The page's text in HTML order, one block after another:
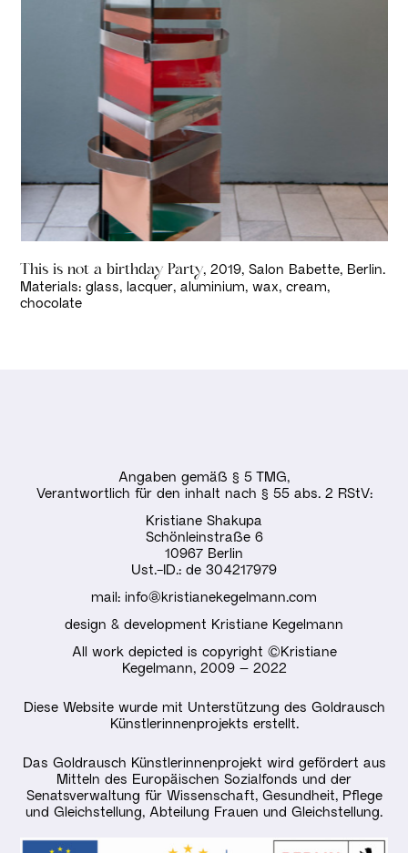
This is not a birthday Party , 2019, Salon Babette, Berlin.
Materials: glass, lacquer, aluminium, wax, cream,
chocolate
Angaben gemäß § 5 TMG,
Verantwortlich für den inhalt nach § 55 abs. 2 RStV:
Kristiane Shakupa
Schönleinstraße 6
10967 Berlin
Ust.-ID.: de 304217979
mail: info@kristianekegelmann.com
design & development Kristiane Kegelmann
All work depicted is copyright ©Kristiane
Kegelmann, 2009 – 2022
Diese Website wurde mit Unterstützung des Goldrausch
Künstlerinnenprojekts erstellt.
Das Goldrausch Künstlerinnenprojekt wird gefördert aus
Mitteln des Europäischen Sozialfonds und der
Senatsverwaltung für Wissenschaft, Gesundheit, Pflege
und Gleichstellung, Abteilung Frauen und Gleichstellung.